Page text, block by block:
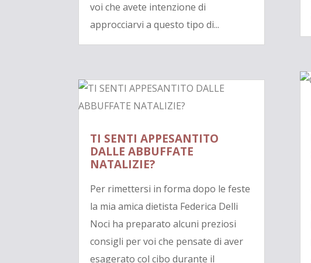
voi che avete intenzione di
approcciarvi a questo tipo di...
TI SENTI APPESANTITO
DALLE ABBUFFATE
NATALIZIE?
Per rimettersi in forma dopo le feste
la mia amica dietista Federica Delli
Noci ha preparato alcuni preziosi
consigli per voi che pensate di aver
esagerato col cibo durante il